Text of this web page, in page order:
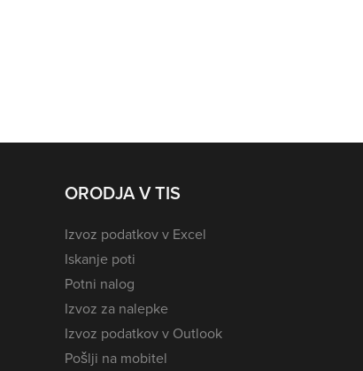
ORODJA V TIS
Izvoz podatkov v Excel
Iskanje poti
Potni nalog
Izvoz za nalepke
Izvoz podatkov v Outlook
Pošlji na mobitel